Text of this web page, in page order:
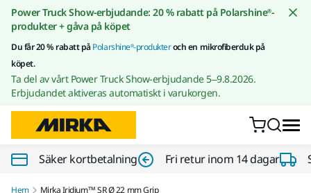
Gå till innehållet
Power Truck Show-erbjudande: 20 % rabatt på Polarshine®-
produkter + gåva på köpet
Du får 20 % rabatt påPolarshine®-produkteroch en mikrofiberduk på
köpet.
Ta del av vårt Power Truck Show-erbjudande 5–9.8.2026.
Erbjudandet aktiveras automatiskt i varukorgen.
Säker kortbetalning Fri retur inom 14 dagar
Hem Mirka Iridium™ SR Ø 22 mm Grip